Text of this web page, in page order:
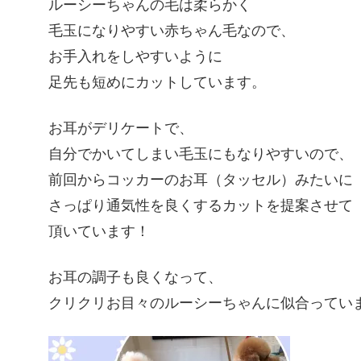
ルーシーちゃんの毛は柔らかく
毛玉になりやすい赤ちゃん毛なので、
お手入れをしやすいように
足先も短めにカットしています。
お耳がデリケートで、
自分でかいてしまい毛玉にもなりやすいので、
前回からコッカーのお耳（タッセル）みたいに
さっぱり通気性を良くするカットを提案させて
頂いています！
お耳の調子も良くなって、
クリクリお目々のルーシーちゃんに似合ってい